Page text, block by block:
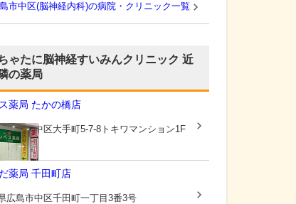
市中区(脳神経内科)の病院・クリニック一覧
ゃたに脳神経すいみんクリニック 近
の薬局
薬局 たかの橋店
広島市中区大手町5-7-8トキワマンション1F
薬局 千田町店
広島市中区千田町一丁目3番3号